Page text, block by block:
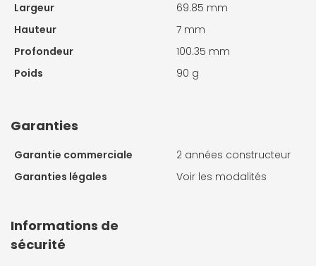
Largeur
69.85 mm
Hauteur
7 mm
Profondeur
100.35 mm
Poids
90 g
Garanties
Garantie commerciale
2 années constructeur
Garanties légales
Voir les modalités
Informations de
sécurité